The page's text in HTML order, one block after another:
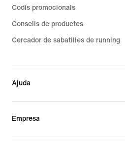
Codis promocionals
Consells de productes
Cercador de sabatilles de running
Ajuda
Empresa